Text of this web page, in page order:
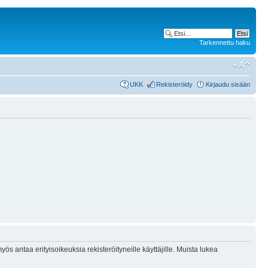
Tarkennettu haku
UKK Rekisteröidy Kirjaudu sisään
antaa erityisoikeuksia rekisteröityneille käyttäjille. Muista lukea